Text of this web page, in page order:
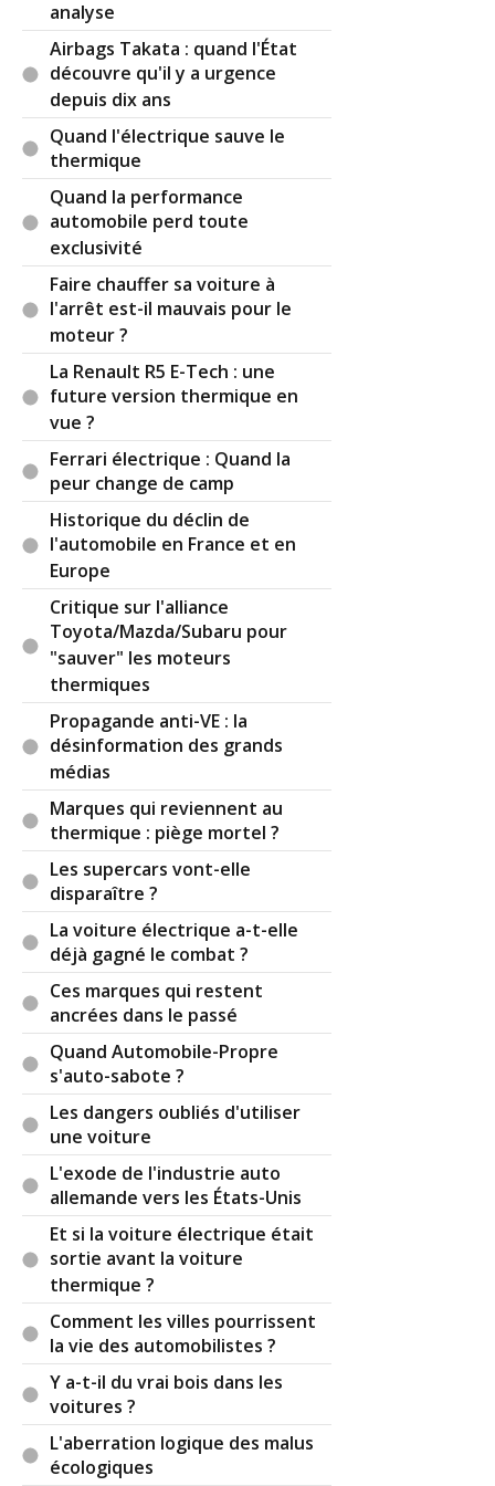
moment où les lambdas sont OK ainsi que les
filtres (catalyseurs et FAP) tout ira bien.
Bref, tout ce qu'il y a derrière tous les systèmes
de dépollution et richesse ne sert qu'à atténuer
le bruit.
ParInfinity
volume du silencieux que le constructeur installe
serait pensé en fonction de lui donner un son
agréable, puisque lorsque le plus petit silencieux
était installé, il n'y avait plus le ronronnement
caractéristique qui ressemble beaucoup à celui
de la Porche.
Réagir à ce commentaire
(Votre post sera visible sous le commentaire)
ParJérémyRX(Date : 2020-11-02 15:49:01)
La double sortie d'échappement est parfois
"justifiée" sur les moteurs en ligne. Les anciens L6
essence BMW ont deux collecteurs
d'échappement de 3 cylindres et une double ligne
du collecteur au pare-choc arrière (ex: BMW 635
csi...). Les moteurs en ligne bi-turbos ont
également un turbo à la sortie de chaque
collecteur donc une double sortie(ex: BMW M4, ils
ont mis 4 sorties mais 2 étaient suffisantes)
Il y a2réaction(s) sur ce commentaire :
Partaurus TOP CONTRIBUTEUR
08:25:13) : Il et certains qu'un simple
échappement suffit, voir les camions qui ont une
cylindres 6 fois supérieure et n'on qu'un
échappement, mais des fois sur un moteur en V
les constructeurs automobiles en monte deux,
parfois se rejoigne sous le véhicule pour sortir
en deux, question d'harmonie de la face AR.
ParAdmin
(2020-11-05 08:07:02) : Merci pour ces précisions
complémentaires.
Réagir à ce commentaire
(Votre post sera visible sous le commentaire)
ParArnaud (Date : 2020-10-07 22:16:06)
Bonjour, savez vous si ne pas joindre les
échappement (en H ou X pipe par exemple) d'un
analyse
Airbags Takata : quand l'État
découvre qu'il y a urgence
depuis dix ans
Quand l'électrique sauve le
thermique
Quand la performance
automobile perd toute
exclusivité
Faire chauffer sa voiture à
l'arrêt est-il mauvais pour le
moteur ?
La Renault R5 E-Tech : une
future version thermique en
vue ?
Ferrari électrique : Quand la
peur change de camp
Historique du déclin de
l'automobile en France et en
Europe
Critique sur l'alliance
Toyota/Mazda/Subaru pour
"sauver" les moteurs
thermiques
Propagande anti-VE : la
désinformation des grands
médias
Marques qui reviennent au
thermique : piège mortel ?
Les supercars vont-elle
disparaître ?
La voiture électrique a-t-elle
déjà gagné le combat ?
Ces marques qui restent
ancrées dans le passé
Quand Automobile-Propre
s'auto-sabote ?
Les dangers oubliés d'utiliser
une voiture
L'exode de l'industrie auto
allemande vers les États-Unis
Et si la voiture électrique était
sortie avant la voiture
thermique ?
Comment les villes pourrissent
la vie des automobilistes ?
Y a-t-il du vrai bois dans les
voitures ?
L'aberration logique des malus
écologiques